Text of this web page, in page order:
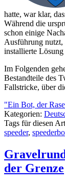
hatte, war klar,
Während die
schon einige
Ausführung nutzt,
installierte
Im Folgenden
Bestandteile des
Fallstricke, über
"Ein Bot, der
Kategorien:
Tags für diesen
speeder,
der Grenze